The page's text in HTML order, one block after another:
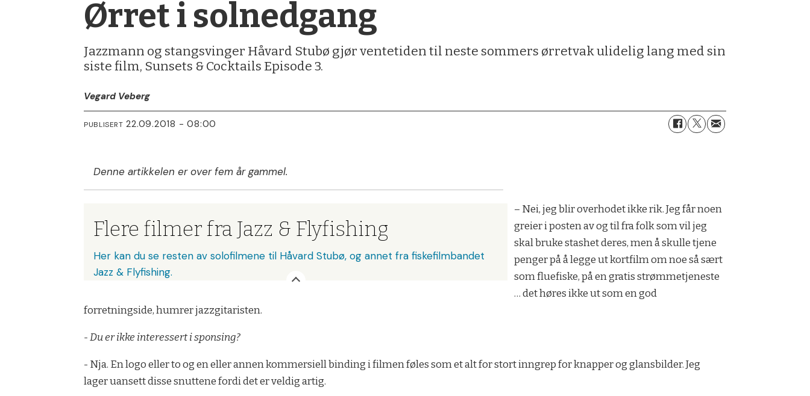
Ørret i solnedgang
Jazzmann og stangsvinger Håvard Stubø gjør ventetiden til neste sommers ørretvak ulidelig lang med sin
siste film, Sunsets & Cocktails Episode 3.
Vegard Veberg
PUBLISERT 22.09.2018 - 08:00
Denne artikkelen er over fem år gammel.
Flere filmer fra Jazz & Flyfishing
Her kan du se resten av solofilmene til Håvard Stubø, og annet fra fiskefilmbandet
Jazz & Flyfishing.
– Nei, jeg blir overhodet ikke rik. Jeg får noen
greier i posten av og til fra folk som vil jeg
skal bruke stashet deres, men å skulle tjene
penger på å legge ut kortfilm om noe så sært
som fluefiske, på en gratis strømmetjeneste
… det høres ikke ut som en god
forretningside, humrer jazzgitaristen.
- Du er ikke interessert i sponsing?
- Nja. En logo eller to og en eller annen kommersiell binding i filmen føles som et alt for stort inngrep for knapper og glansbilder. Jeg
lager uansett disse snuttene fordi det er veldig artig.